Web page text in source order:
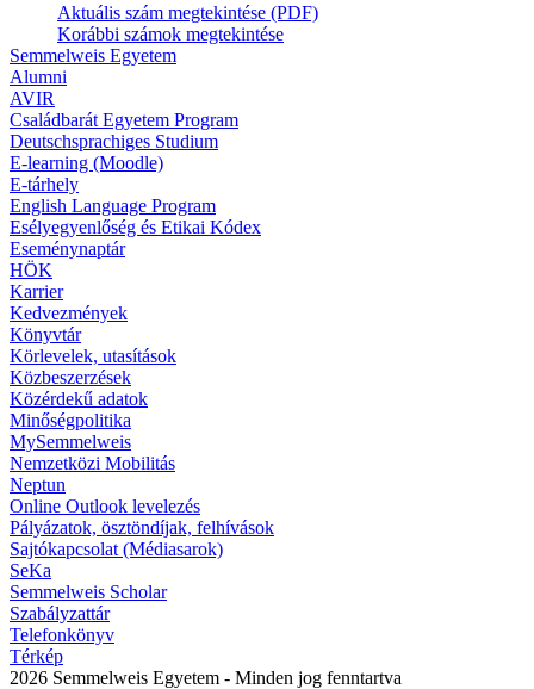
Aktuális szám megtekintése (PDF)
Korábbi számok megtekintése
Semmelweis Egyetem
Alumni
AVIR
Családbarát Egyetem Program
Deutschsprachiges Studium
E-learning (Moodle)
E-tárhely
English Language Program
Esélyegyenlőség és Etikai Kódex
Eseménynaptár
HÖK
Karrier
Kedvezmények
Könyvtár
Körlevelek, utasítások
Közbeszerzések
Közérdekű adatok
Minőségpolitika
MySemmelweis
Nemzetközi Mobilitás
Neptun
Online Outlook levelezés
Pályázatok, ösztöndíjak, felhívások
Sajtókapcsolat (Médiasarok)
SeKa
Semmelweis Scholar
Szabályzattár
Telefonkönyv
Térkép
2026 Semmelweis Egyetem - Minden jog fenntartva